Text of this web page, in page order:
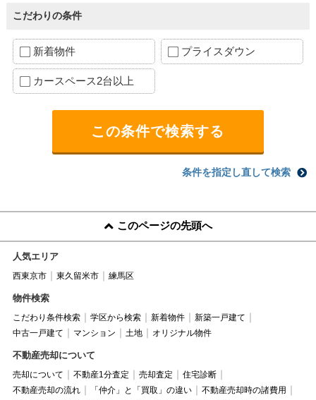
こだわりの条件
新着物件 プライスダウン
カースペース2台以上
条件を指定し直して検索
このページの先頭へ
人気エリア
西東京市 東久留米市 練馬区
物件検索
こだわり条件検索 学区から検索 新着物件
新築一戸建て
中古一戸建て
マンション 土地 オリジナル物件
不動産売却について
売却について 不動産1分査定 売却査定
住宅診断
不動産売却の流れ
「仲介」と「買取」の違い
不動産売却時の諸費用